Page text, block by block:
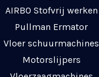
AIRBO Stofvrij werken
Pullman Ermator
Vloer schuurmachines
Motorslijpers